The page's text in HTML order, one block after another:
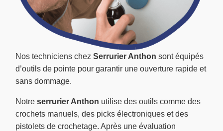
Nos techniciens chez Serrurier Anthon sont équipés
d’outils de pointe pour garantir une ouverture rapide et
sans dommage.
Notre serrurier Anthon utilise des outils comme des
crochets manuels, des picks électroniques et des
pistolets de crochetage. Après une évaluation